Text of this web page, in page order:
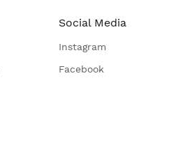
Social Media
Instagram
Facebook